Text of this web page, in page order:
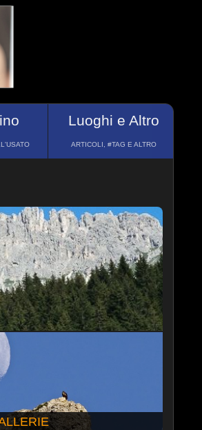
Luoghi e Altro
ARTICOLI, #TAG E ALTRO